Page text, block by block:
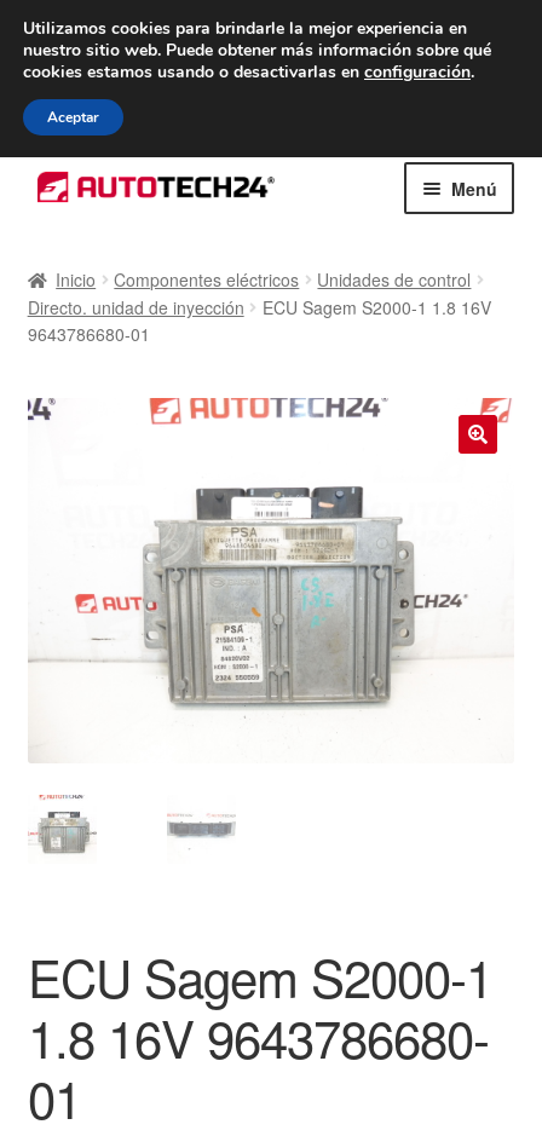
ENTREGA desde 7 EUR
De lunes a viernes de 9 a. m. a 4 p. m.
navegación
al
Menú
Caja registradora
Envío al mundo entero
Pagos
Política de privacidad
Procedimiento de Reclamación
Queja
Transporte
Inicio Componentes eléctricos
Unidades de control
Directo. unidad de inyección
ECU Sagem S2000-1 1.8 16V
9643786680-01
ECU Sagem S2000-1
1.8 16V 9643786680-
01
Utilizamos cookies para brindarle la mejor experiencia en
nuestro sitio web. Puede obtener más información sobre qué
cookies estamos usando o desactivarlas en configuración.
Aceptar